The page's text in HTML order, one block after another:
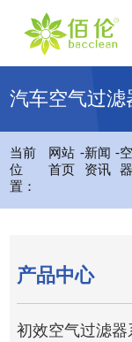
汽车空气过滤
当前
位
置：
网站
首页
-新闻
资讯
-
产品中心
初效空气过滤器